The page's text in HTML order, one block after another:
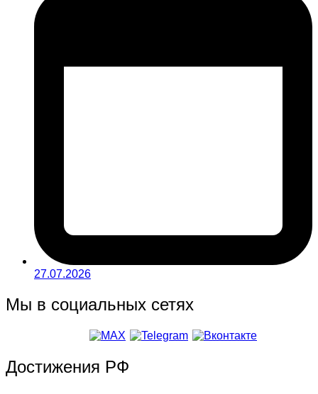
27.07.2026
Мы в социальных сетях
Достижения РФ